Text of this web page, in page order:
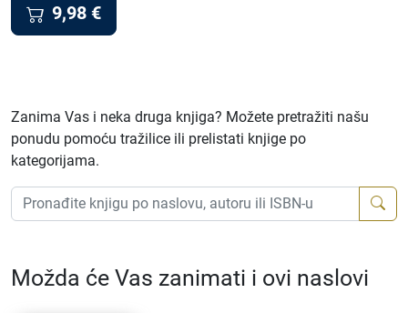
9,98 €
Zanima Vas i neka druga knjiga? Možete pretražiti našu
ponudu pomoću tražilice ili prelistati knjige po
kategorijama.
Možda će Vas zanimati i ovi naslovi